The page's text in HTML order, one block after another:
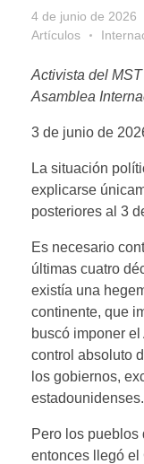
4 de junio de 2026
Artículos
Activista del
Asamblea
3 de junio de
La situación
explicarse
posteriores al 3
Es necesario
últimas cuatro
existía una
continente, que
buscó imponer
control absoluto
los gobiernos,
estadounidenses.
Pero los pueblos
entonces llegó el